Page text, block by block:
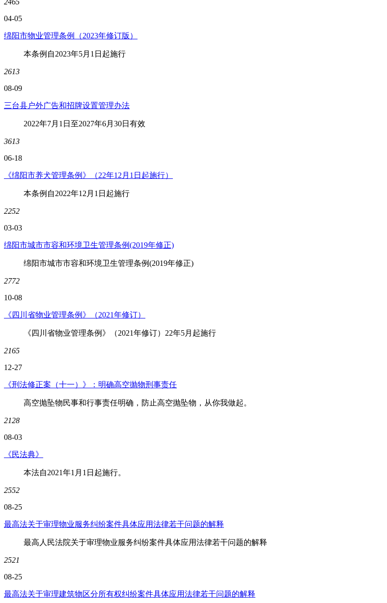
2465
04-05
绵阳市物业管理条例（2023年修订版）
本条例自2023年5月1日起施行
2613
08-09
三台县户外广告和招牌设置管理办法
2022年7月1日至2027年6月30日有效
3613
06-18
《绵阳市养犬管理条例》（22年12月1日起施行）
本条例自2022年12月1日起施行
2252
03-03
绵阳市城市市容和环境卫生管理条例(2019年修正)
绵阳市城市市容和环境卫生管理条例(2019年修正)
2772
10-08
《四川省物业管理条例》（2021年修订）
《四川省物业管理条例》（2021年修订）22年5月起施行
2165
12-27
《刑法修正案（十一）》：明确高空抛物刑事责任
高空抛坠物民事和行事责任明确，防止高空抛坠物，从你我做起。
2128
08-03
《民法典》
本法自2021年1月1日起施行。
2552
08-25
最高法关于审理物业服务纠纷案件具体应用法律若干问题的解释
最高人民法院关于审理物业服务纠纷案件具体应用法律若干问题的解释
2521
08-25
最高法关于审理建筑物区分所有权纠纷案件具体应用法律若干问题的解释